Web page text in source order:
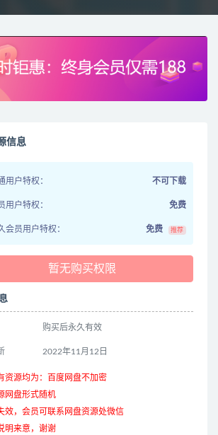
信息
用户特权： 不可下载
用户特权： 免费
会员用户特权： 免费 推荐
暂无购买权限
购买后永久有效
2022年11月12日
资源均为：百度网盘不加密
网盘形式随机
效，会员可联系网盘资源处微信
明来意，谢谢